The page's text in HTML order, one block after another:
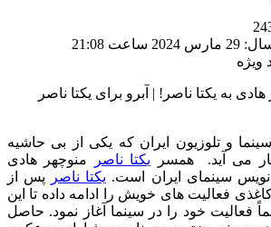
21:08
ویژه
و تلوزیون ایران که یکی از بی حاشیه
می آید. همسر یکتا ناصر
منوچهر هادی
نویس سینمای ایران است. یکتا ناصر
پس از
فعالیت های خویش را ادامه داده تا این
فعالیت خود را در سینما آغاز نمود. حاصل